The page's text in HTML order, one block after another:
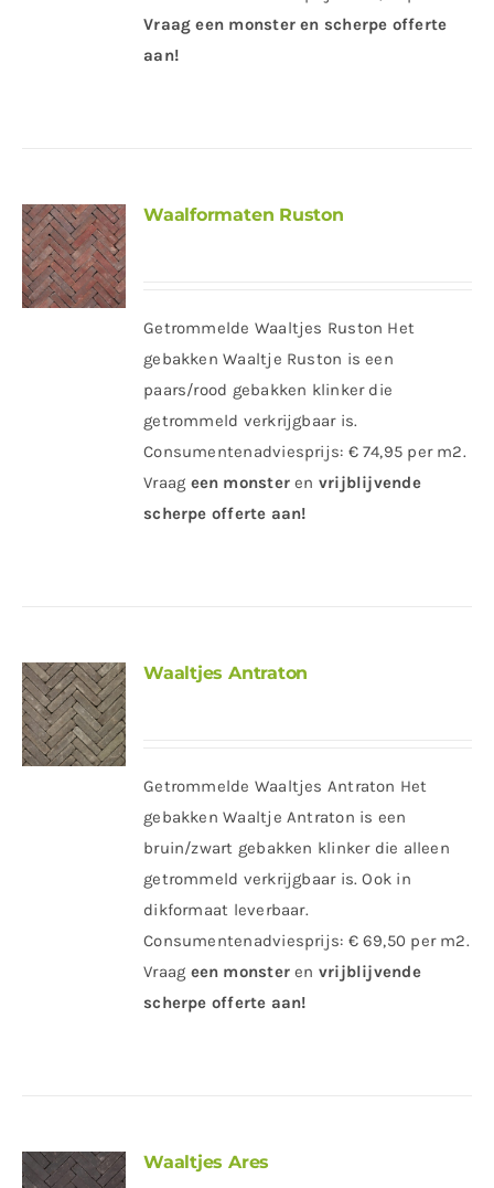
Vraag een monster en scherpe offerte
aan!
Waalformaten Ruston
Getrommelde Waaltjes Ruston Het
gebakken Waaltje Ruston is een
paars/rood gebakken klinker die
getrommeld verkrijgbaar is.
Consumentenadviesprijs: € 74,95 per m2.
Vraag een monsteren vrijblijvende
scherpe offerte aan!
Waaltjes Antraton
Getrommelde Waaltjes Antraton Het
gebakken Waaltje Antraton is een
bruin/zwart gebakken klinker die alleen
getrommeld verkrijgbaar is. Ook in
dikformaat leverbaar.
Consumentenadviesprijs: € 69,50 per m2.
Vraag een monsteren vrijblijvende
scherpe offerte aan!
Waaltjes Ares